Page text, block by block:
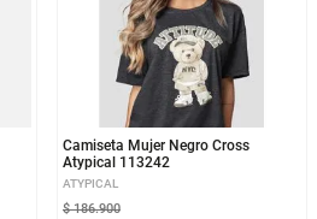
Camiseta Mujer Negro Cross
Atypical 113242
ATYPICAL
$ 186.900